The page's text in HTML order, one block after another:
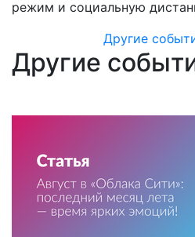
режим и социальную
Другие
Другие